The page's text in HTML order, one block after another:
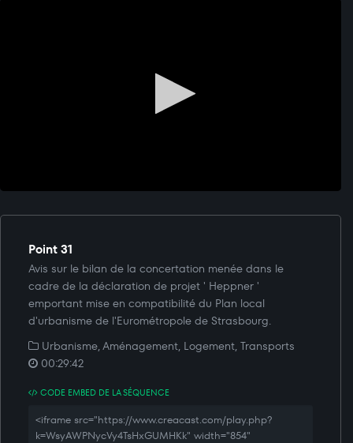
Point 31
Avis sur le bilan de la concertation menée dans le
cadre de la déclaration de projet ' Heppner '
emportant mise en compatibilité du Plan local
d'urbanisme de l'Eurométropole de Strasbourg.
Urbanisme, Aménagement, Logement, Transports
00:29:42
CODE EMBED DE LA SÉQUENCE
<iframe src="https://www.creacast.com/play.php?
k=WsyAWPNycVy4TsHxGUMHKk" width="854"